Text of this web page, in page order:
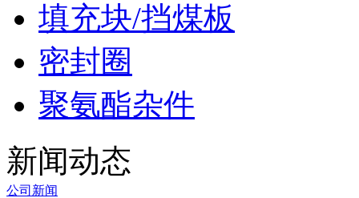
填充块/挡煤板
密封圈
聚氨酯杂件
新闻动态
公司新闻